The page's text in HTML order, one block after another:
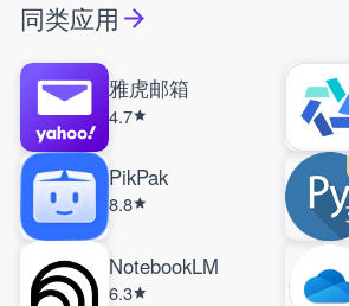
同类应用
雅虎邮箱
4.7
PikPak
8.8
NotebookLM
6.3